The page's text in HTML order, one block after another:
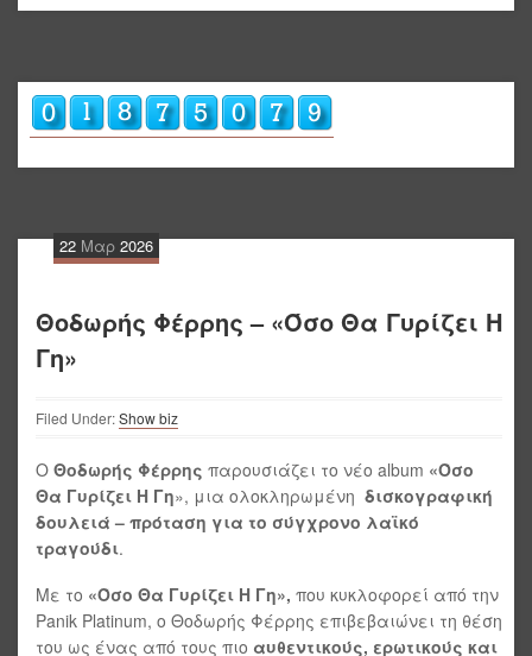
22 Μαρ 2026
Θοδωρής Φέρρης – «Όσο Θα Γυρίζει Η
Γη»
Filed Under:Show biz
Ο Θοδωρής Φέρρης παρουσιάζει το νέο album «Όσο
Θα Γυρίζει Η Γη», μια ολοκληρωμένη δισκογραφική
δουλειά – πρόταση για το σύγχρονο λαϊκό
τραγούδι.
Με το «Όσο Θα Γυρίζει Η Γη», που κυκλοφορεί από την
Panik Platinum, ο Θοδωρής Φέρρης επιβεβαιώνει τη θέση
του ως ένας από τους πιο αυθεντικούς, ερωτικούς και